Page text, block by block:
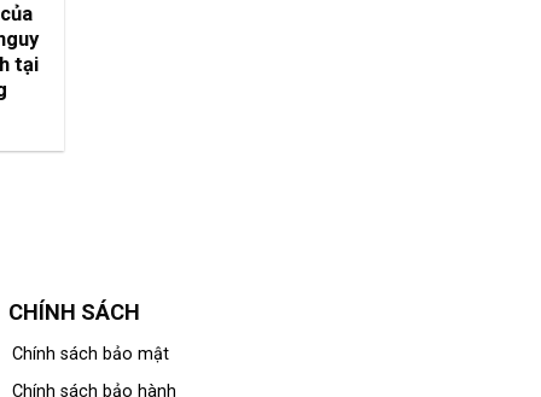
tại
SÁCH
Chính sách bảo mật
Chính sách bảo hành